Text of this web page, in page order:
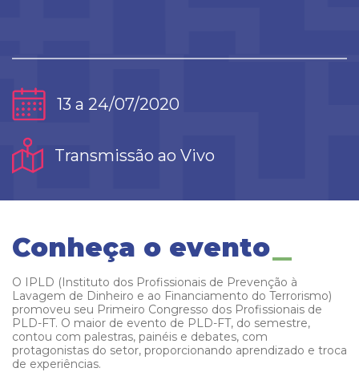
13 a 24/07/2020
Transmissão ao Vivo
Conheça o evento
O IPLD (Instituto dos Profissionais de Prevenção à
Lavagem de Dinheiro e ao Financiamento do Terrorismo)
promoveu seu Primeiro Congresso dos Profissionais de
PLD-FT. O maior de evento de PLD-FT, do semestre,
contou com palestras, painéis e debates, com
protagonistas do setor, proporcionando aprendizado e troca
de experiências.